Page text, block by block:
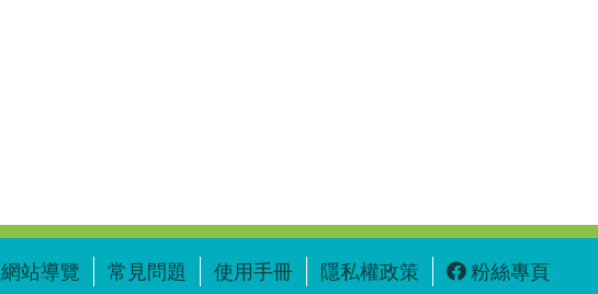
網站導覽 常見問題 使用手冊 隱私權政策 粉絲專頁